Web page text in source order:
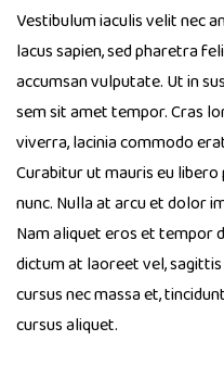
Vestibulum iaculis velit nec
lacus sapien, sed pharetra
accumsan vulputate. Ut in
sem sit amet tempor. Cras
viverra, lacinia commodo
Curabitur ut mauris eu
nunc. Nulla at arcu et dolor
Nam aliquet eros et tempor
dictum at laoreet vel,
cursus nec massa et,
cursus aliquet.